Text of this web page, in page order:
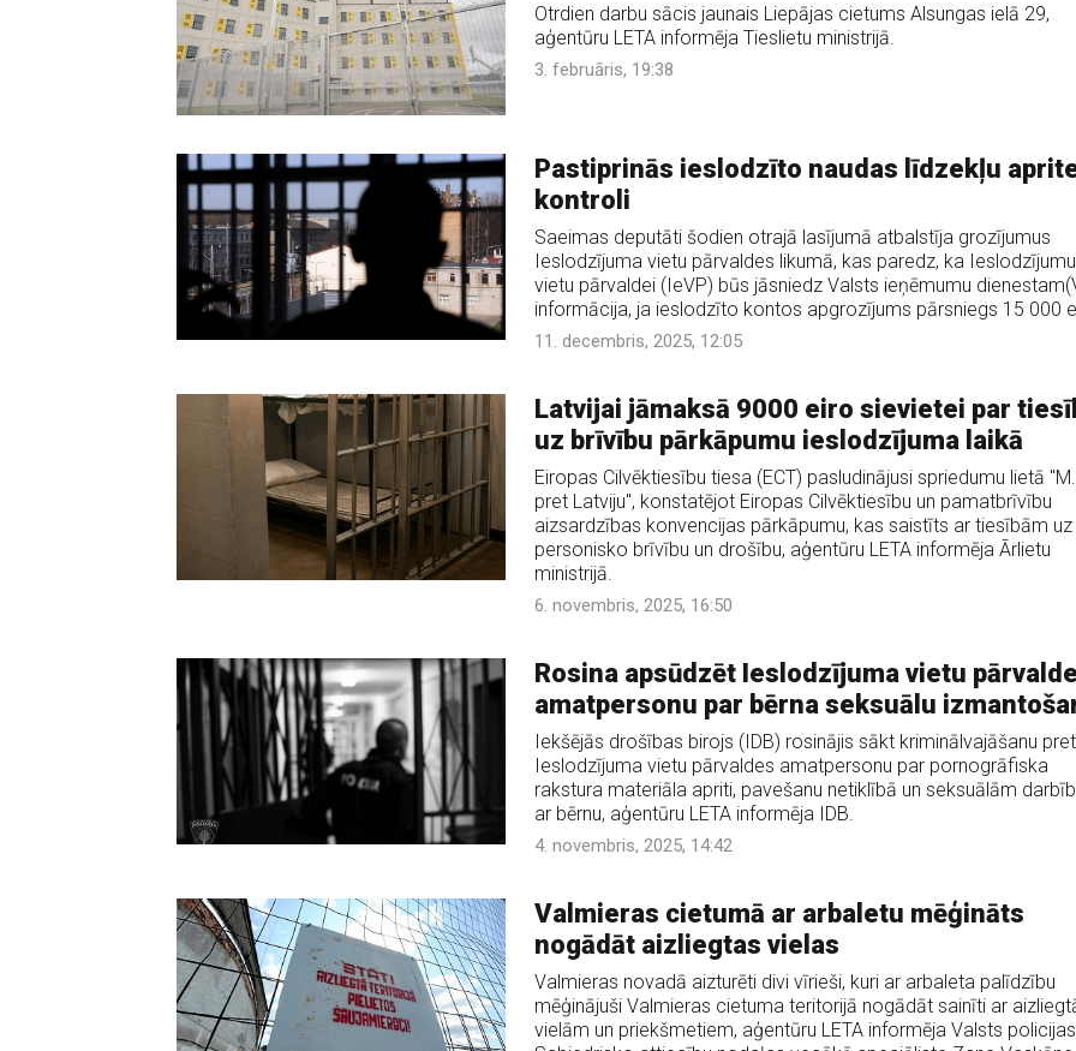
Otrdien darbu sācis jaunais Liepājas cietums Alsungas ielā 29,
aģentūru LETA informēja Tieslietu ministrijā.
3. februāris, 19:38
Pastiprinās ieslodzīto naudas līdzekļu
kontroli
Saeimas deputāti šodien otrajā lasījumā atbalstīja grozījumus
Ieslodzījuma vietu pārvaldes likumā, kas paredz, ka Ieslodzījumu
vietu pārvaldei (IeVP) būs jāsniedz Valsts ieņēmumu
informācija, ja ieslodzīto kontos apgrozījums pārsniegs 15 000
11. decembris, 2025, 12:05
Latvijai jāmaksā 9000 eiro sievietei par
uz brīvību pārkāpumu ieslodzījuma laikā
Eiropas Cilvēktiesību tiesa (ECT) pasludinājusi spriedumu lietā
pret Latviju", konstatējot Eiropas Cilvēktiesību un pamatbrīvību
aizsardzības konvencijas pārkāpumu, kas saistīts ar tiesībām uz
personisko brīvību un drošību, aģentūru LETA informēja Ārlietu
ministrijā.
6. novembris, 2025, 16:50
Rosina apsūdzēt Ieslodzījuma vietu
amatpersonu par bērna seksuālu
Iekšējās drošības birojs (IDB) rosinājis sākt kriminālvajāšanu pret
Ieslodzījuma vietu pārvaldes amatpersonu par pornogrāfiska
rakstura materiāla apriti, pavešanu netiklībā un seksuālām
ar bērnu, aģentūru LETA informēja IDB.
4. novembris, 2025, 14:42
Valmieras cietumā ar arbaletu mēģināts
nogādāt aizliegtas vielas
Valmieras novadā aizturēti divi vīrieši, kuri ar arbaleta palīdzību
mēģinājuši Valmieras cietuma teritorijā nogādāt sainīti ar
vielām un priekšmetiem, aģentūru LETA informēja Valsts policijas